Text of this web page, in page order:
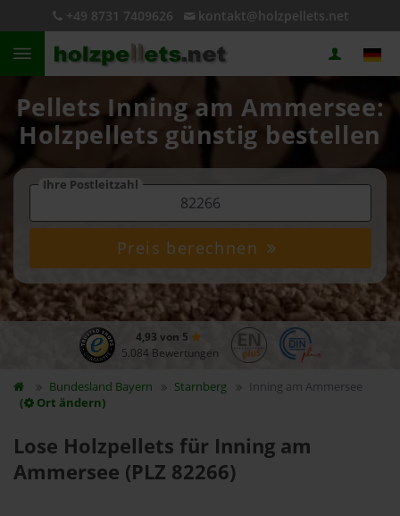
+49 8731 7409626 kontakt@holzpellets.net
Pellets Inning am Ammersee:
Holzpellets günstig bestellen
Ihre Postleitzahl
Preis berechnen
4,93 von 5
5.084 Bewertungen
Bundesland Bayern Starnberg
Inning am Ammersee
(
Ort ändern)
Lose Holzpellets für Inning am
Ammersee (PLZ 82266)